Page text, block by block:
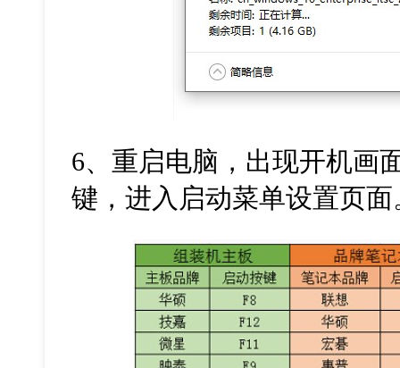
6、重启电脑，出现开机画
键，进入启动菜单设置页面